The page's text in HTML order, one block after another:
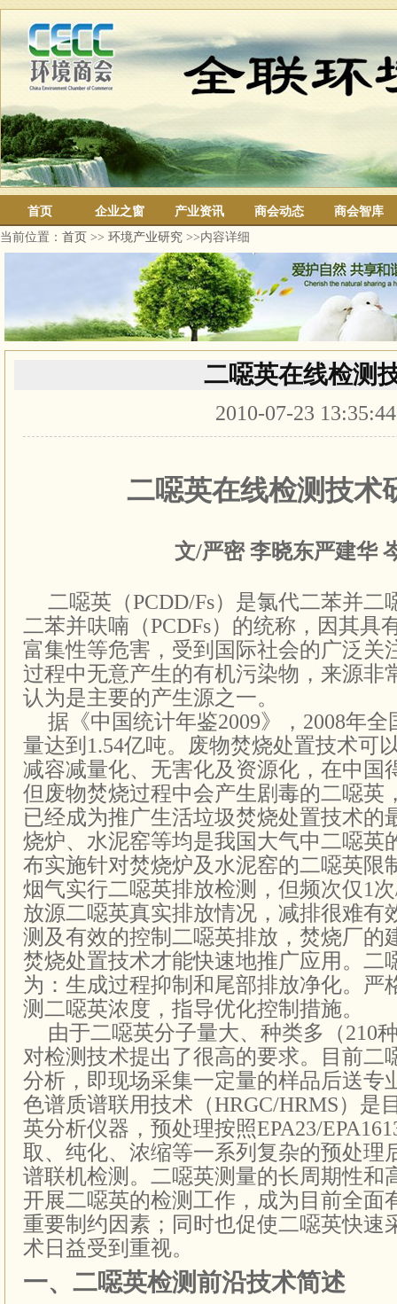
首页 企业之窗 产业资讯 商会动态
商会智库
当前位置： 首页 >> 环境产业研究 >>内容详细
二噁英在线检测
2010-07-23
二噁英在线检测技术
文/严密 李晓东严建华
二噁英（PCDD/Fs）是氯代二苯并二
二苯并呋喃 （PCDFs）的统称， 因其具
富集性等危害，受到国际社会的广泛关
过程中无意产生的有机污染物，来源非
认为是主要的产生源之一。
据《中国统计年鉴2009》，2008年
量达到1.54亿吨。
废物焚烧处置技术可
减容减量化、无害化及资源化，在中国
但废物焚烧过程中会产生剧毒的二噁英
已经成为推广生活垃圾焚烧处置技术的
烧炉、水泥窑等均是我国大气中二噁英
布实施针对焚烧炉及水泥窑的二噁英限
烟气实行二噁英排放检测，但频次仅1次
放源二噁英真实排放情况，减排很难有
测及有效的控制二噁英排放，焚烧厂的
焚烧处置技术才能快速地推广应用。二
为：生成过程抑制和尾部排放净化。严
测二噁英浓度，指导优化控制措施。
由于二噁英分子量大、种类多（210
对检测技术提出了很高的要求。
目前二
分析，即现场采集一定量的样品后送专
色谱质谱联用技术（HRGC/HRMS）是
英分析仪器，预处理按照EPA23/
取、纯化、浓缩等一系列复杂的预处理
谱联机检测。二噁英测量的长周期性和
开展二噁英的检测工作，成为目前全面
重要制约因素；同时也促使二噁英快速
术日益受到重视。
一、二噁英检测前沿技术简述